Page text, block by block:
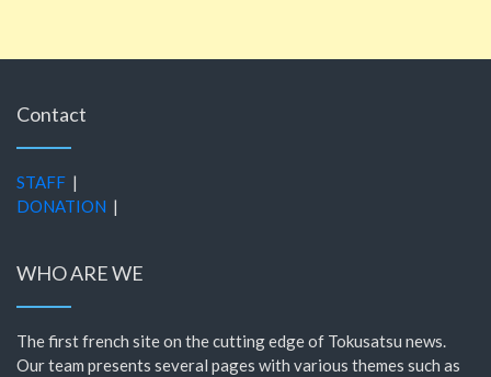
Contact
STAFF |
DONATION |
WHO ARE WE
The first french site on the cutting edge of Tokusatsu news.
Our team presents several pages with various themes such as